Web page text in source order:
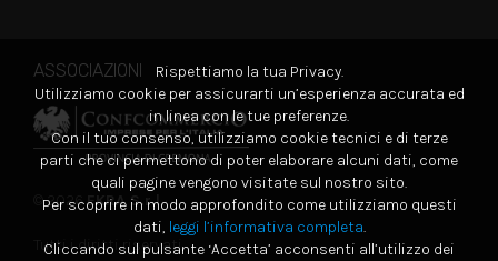
ASSOCIAZIONI
© 2026EKRA S.r.l.
Tutti i diritti riservati
Rispettiamo la tua Privacy.
Utilizziamo cookie per assicurarti un’esperienza accurata ed
in linea con le tue preferenze.
Con il tuo consenso, utilizziamo cookie tecnici e di terze
parti che ci permettono di poter elaborare alcuni dati, come
quali pagine vengono visitate sul nostro sito.
Per scoprire in modo approfondito come utilizziamo questi
dati, leggi l’informativa completa.
Cliccando sul pulsante ‘Accetta’ acconsenti all’utilizzo dei